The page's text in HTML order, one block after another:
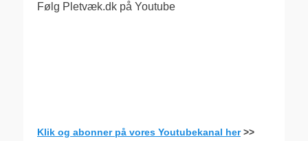
Følg Pletvæk.dk på Youtube
Klik og abonner på vores Youtubekanal her>>